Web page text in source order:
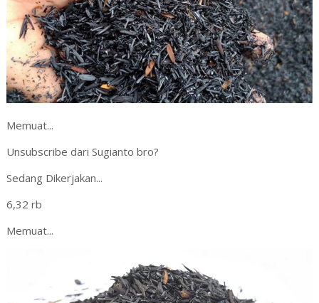
Memuat...
Unsubscribe dari Sugianto bro?
Sedang Dikerjakan...
6,32 rb
Memuat...